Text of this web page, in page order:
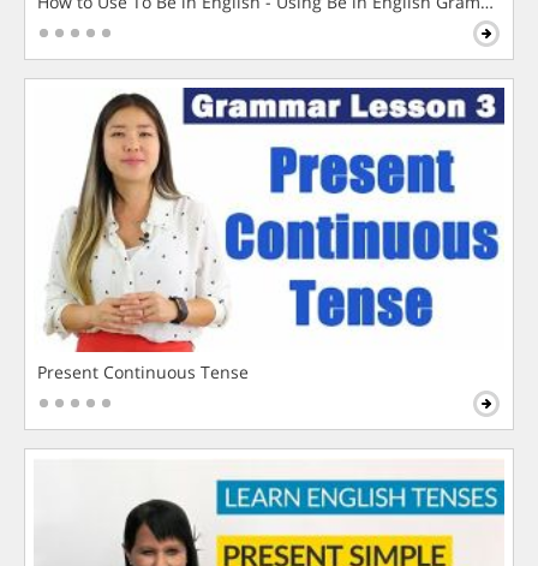
Present Continuous Tense